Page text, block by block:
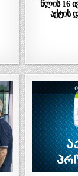
წლის 16
აქტის